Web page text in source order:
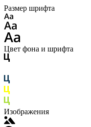
Размер шрифта
Цвет фона и шрифта
Изображения